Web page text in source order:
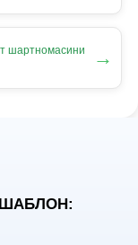
шартномасини
→